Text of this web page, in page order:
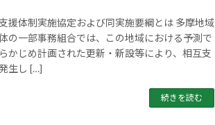
援体制実施協定および同実施要綱とは 多摩地域
の一部事務組合では、この地域における予測で
かじめ計画された更新・新設等により、相互支
生し […]
続きを読む